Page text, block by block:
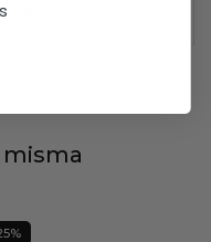
externos.